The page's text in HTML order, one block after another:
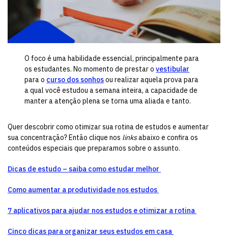
O foco é uma habilidade essencial, principalmente para
os estudantes. No momento de prestar ovestibular
para o curso dos sonhosou realizar aquela prova para
a qual você estudou a semana inteira, a capacidade de
manter a atenção plena se torna uma aliada e tanto.
Quer descobrir como otimizar sua rotina de estudos e aumentar
sua concentração? Então clique nos linksabaixo e confira os
conteúdos especiais que preparamos sobre o assunto.
Dicas de estudo – saiba como estudar melhor
Como aumentar a produtividade nos estudos
7 aplicativos para ajudar nos estudos e otimizar a rotina
Cinco dicas para organizar seus estudos em casa